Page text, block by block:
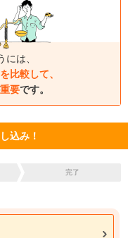
は、
比較して、
重要です。
込み！
完了